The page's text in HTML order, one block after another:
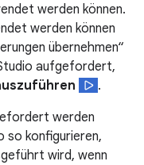
werden können.
werden können
übernehmen“
aufgefordert,
.
werden
so konfigurieren,
wird, wenn